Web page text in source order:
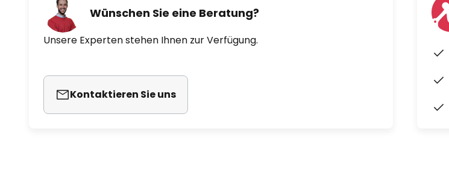
Wünschen Sie eine Beratung?
Unsere Experten stehen Ihnen zur Verfügung.
Kontaktieren Sie uns